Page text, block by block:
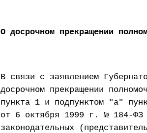
О досрочном прекращении
В связи с заявлением
досрочном прекращении
пункта 1 и подпунктом "а"
от 6 октября 1999 г. № 184-ФЗ
законодательных